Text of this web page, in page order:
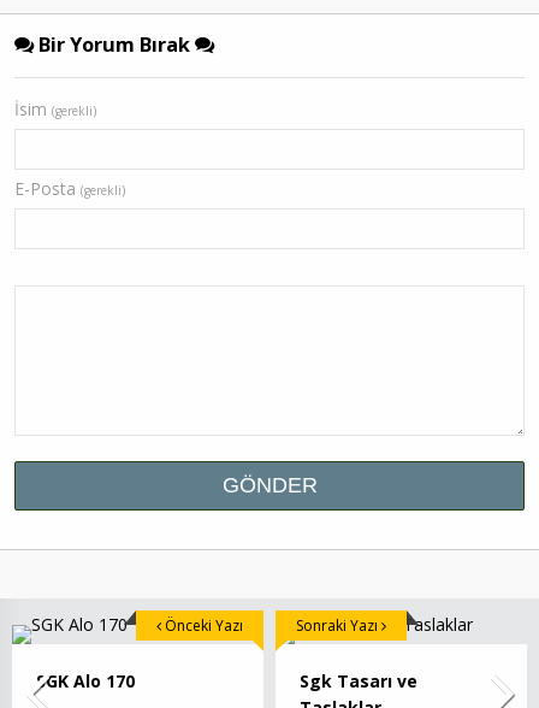
Bir Yorum Bırak
İsim (gerekli)
E-Posta (gerekli)
SGK Alo 170
Önceki Yazı
Sgk Tasarı ve
Sonraki Yazı